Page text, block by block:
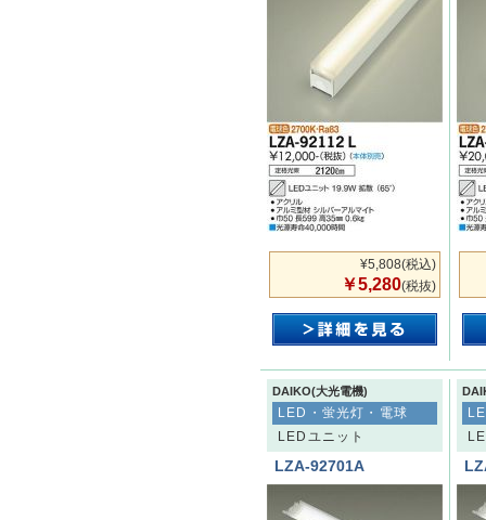
¥5,808(税込)
￥5,280(税抜)
DAIKO(大光電機)
LED・蛍光灯・電球
LEDユニット
LZA-92701A